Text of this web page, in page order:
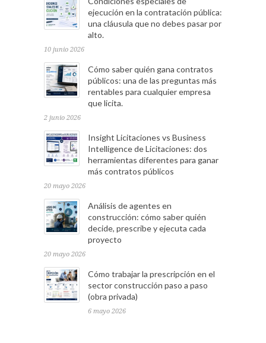
ejecución en la contratación pública:
una cláusula que no debes pasar por
alto.
10 junio 2026
Cómo saber quién gana contratos
públicos: una de las preguntas más
rentables para cualquier empresa
que licita.
2 junio 2026
Insight Licitaciones vs Business
Intelligence de Licitaciones: dos
herramientas diferentes para ganar
más contratos públicos
20 mayo 2026
Análisis de agentes en
construcción: cómo saber quién
decide, prescribe y ejecuta cada
proyecto
20 mayo 2026
Cómo trabajar la prescripción en el
sector construcción paso a paso
(obra privada)
6 mayo 2026